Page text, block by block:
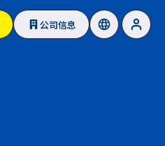
公司信息